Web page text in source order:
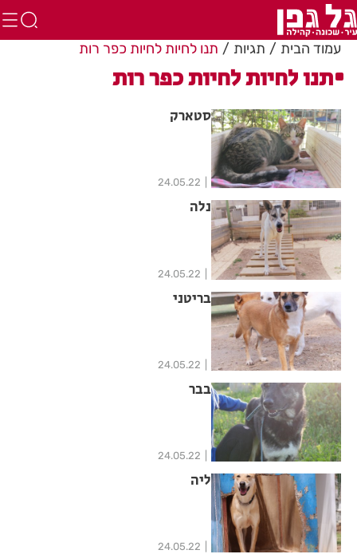
עמוד הבית תגיות תנו לחיות לחיות כפר רות
תנו לחיות לחיות כפר רות
סטארק
24.05.22
נלה
24.05.22
בריטני
24.05.22
בבר
24.05.22
ליה
24.05.22